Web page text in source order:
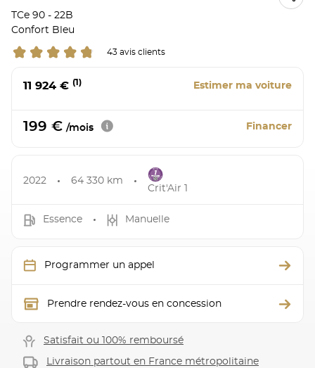
TCe 90 - 22B
Confort Bleu
43 avis clients
11 924 € (1) Estimer ma voiture
199 € /mois Financer
2022 64 330 km
Crit'Air 1
Essence Manuelle
Programmer un appel
Prendre rendez-vous en concession
Satisfait ou 100% remboursé
Livraison partout en France métropolitaine